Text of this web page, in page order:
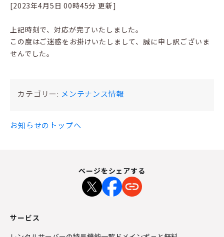
[2023年4月5日 00時45分 更新]
上記時刻で、対応が完了いたしました。
この度はご迷惑をお掛けいたしまして、誠に申し訳ございま
せんでした。
カテゴリー: メンテナンス情報
お知らせのトップへ
ページをシェアする
サービス